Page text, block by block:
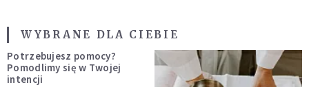
WYBRANE DLA CIEBIE
Potrzebujesz pomocy?
Pomodlimy się w Twojej
intencji